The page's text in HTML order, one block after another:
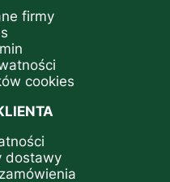
firmy
cookies
dostawy